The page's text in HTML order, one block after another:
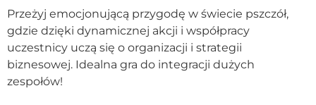
Przeżyj emocjonującą przygodę w świecie pszczół,
gdzie dzięki dynamicznej akcji i współpracy
uczestnicy uczą się o organizacji i strategii
biznesowej. Idealna gra do integracji dużych
zespołów!